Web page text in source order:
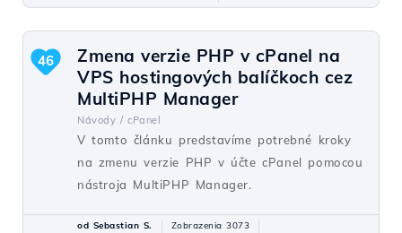
Zmena verzie PHP v cPanel na
VPS hostingových balíčkoch cez
MultiPHP Manager
Návody / cPanel
V tomto článku predstavíme potrebné kroky
na zmenu verzie PHP v účte cPanel pomocou
nástroja MultiPHP Manager.
46
od Sebastian S.
Zobrazenia 3073